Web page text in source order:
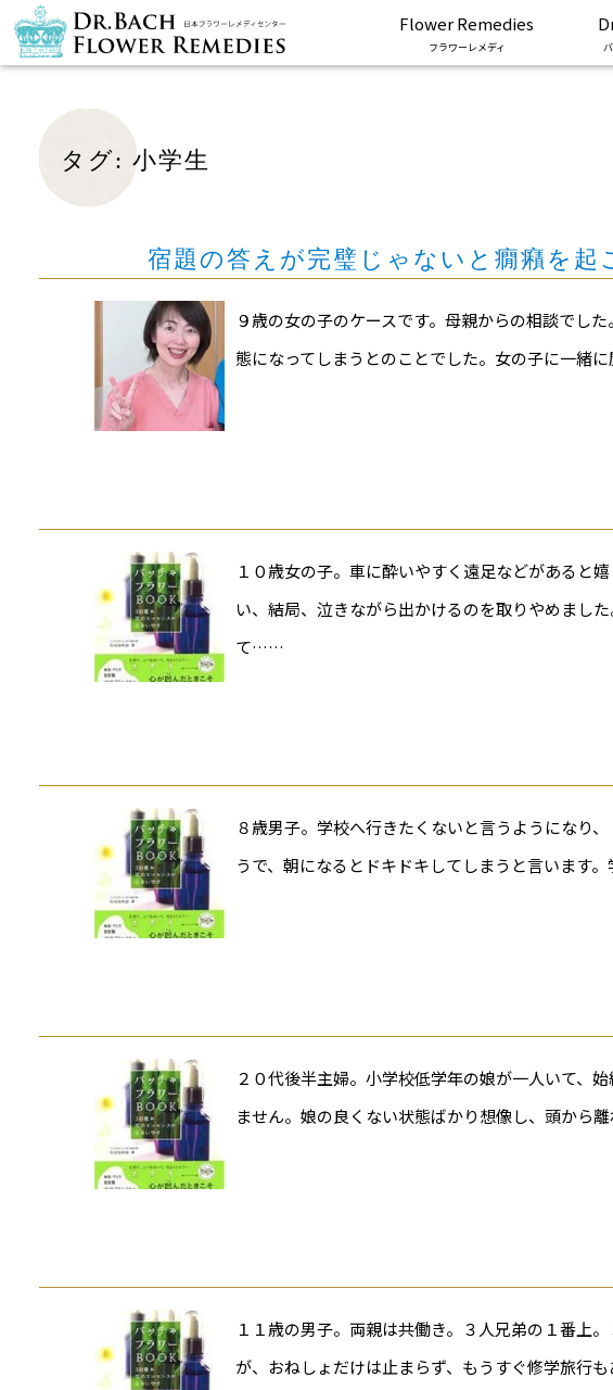
Flower Remedies
フラワーレメディ
タグ:小学生
宿題の答えが完璧じゃないと癇癪を
９歳の女の子のケースです。母親からの相談でし
態になってしまうとのことでした。女の子に一緒
１０歳女の子。車に酔いやすく遠足などがあると
い、結局、泣きながら出かけるのを取りやめまし
て……
８歳男子。学校へ行きたくないと言うようになり
うで、朝になるとドキドキしてしまうと言います
２０代後半主婦。小学校低学年の娘が一人いて、
ません。娘の良くない状態ばかり想像し、頭から
１１歳の男子。両親は共働き。３人兄弟の１番上
が、おねしょだけは止まらず、もうすぐ修学旅行